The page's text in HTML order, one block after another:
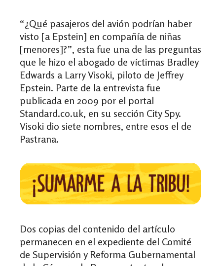
“¿Qué pasajeros del avión podrían haber
visto [a Epstein] en compañía de niñas
[menores]?”, esta fue una de las preguntas
que le hizo el abogado de víctimas Bradley
Edwards a Larry Visoki, piloto de Jeffrey
Epstein. Parte de la entrevista fue
publicada en 2009 por el portal
Standard.co.uk, en su sección City Spy.
Visoki dio siete nombres, entre esos el de
Pastrana.
Dos copias del contenido del artículo
permanecen en el expediente del Comité
de Supervisión y Reforma Gubernamental